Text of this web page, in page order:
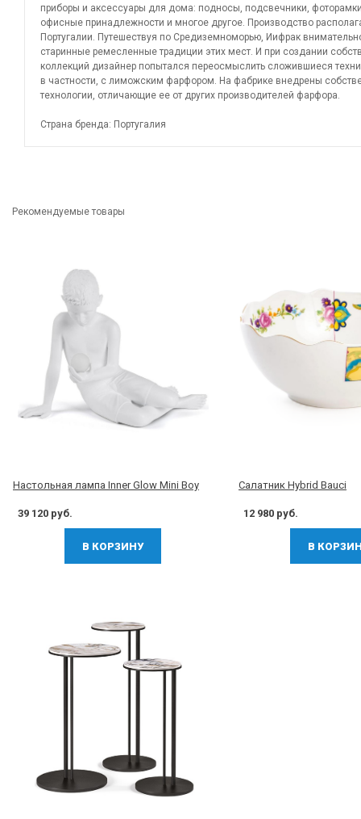
приборы и аксессуары для дома: подносы, подсвечники,
офисные принадлежности и многое другое. Производство
Португалии. Путешествуя по Средиземноморью, Иифрак
старинные ремесленные традиции этих мест. И при создании
коллекций дизайнер попытался переосмыслить сложившиеся
в частности, с лиможским фарфором. На фабрике внедрены
технологии, отличающие ее от других производителей фарфора.
Страна бренда: Португалия
Рекомендуемые товары
Настольная лампа Inner Glow Mini Boy
39 120 руб.
В КОРЗИНУ
Cалатник Hybrid Bauci
12 980 руб.
В